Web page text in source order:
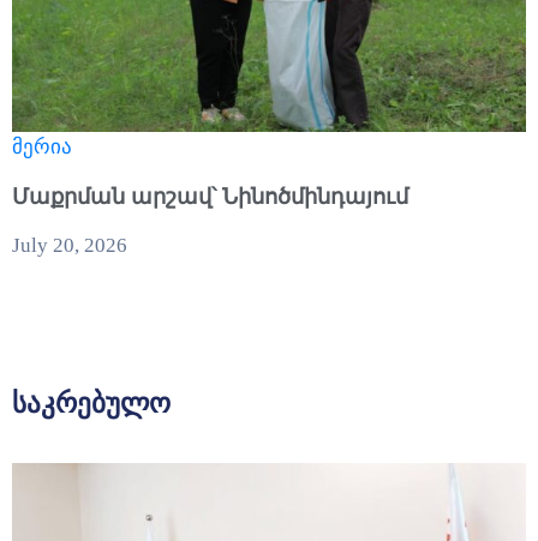
მერია
Մաքրման արշավ՝ Նինոծմինդայում
July 20, 2026
საკრებულო